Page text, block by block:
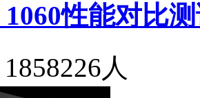
1060性能对比
人